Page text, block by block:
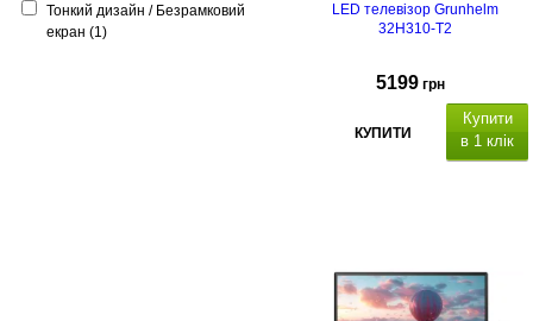
Тонкий дизайн / Безрамковий
екран (1)
LED телевізор Grunhelm
32H310-T2
5199 грн
КУПИТИ
Купити
в 1 клік
отужність звуку 2х2 Вт
Настінне кріплення VESA:
200х200.Гарантійний термін 24